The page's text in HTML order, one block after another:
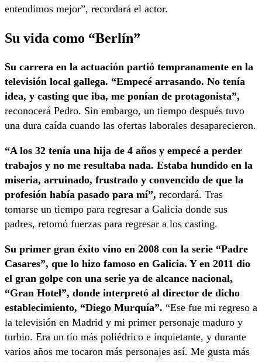
entendimos mejor”, recordará el actor.
Su vida como “Berlín”
Su carrera en la actuación partió tempranamente en la
televisión local gallega. “Empecé arrasando. No tenía
idea, y casting que iba, me ponían de protagonista”,
reconocerá Pedro. Sin embargo, un tiempo después tuvo
una dura caída cuando las ofertas laborales desaparecieron.
“A los 32 tenía una hija de 4 años y empecé a perder
trabajos y no me resultaba nada. Estaba hundido en la
miseria, arruinado, frustrado y convencido de que la
profesión había pasado para mí”, recordará. Tras
tomarse un tiempo para regresar a Galicia donde sus
padres, retomó fuerzas para regresar a los casting.
Su primer gran éxito vino en 2008 con la serie “Padre
Casares”, que lo hizo famoso en Galicia. Y en 2011 dio
el gran golpe con una serie ya de alcance nacional,
“Gran Hotel”, donde interpretó al director de dicho
establecimiento, “Diego Murquía”. “Ese fue mi regreso a
la televisión en Madrid y mi primer personaje maduro y
turbio. Era un tío más poliédrico e inquietante, y durante
varios años me tocaron más personajes así. Me gusta más